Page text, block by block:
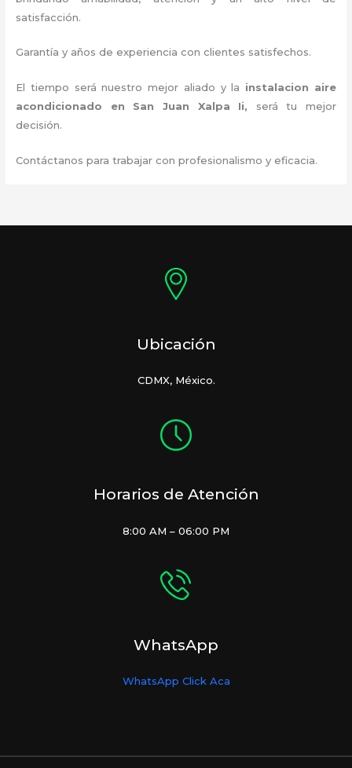
satisfacción.
Garantía y años de experiencia con clientes satisfechos.
El tiempo será nuestro mejor aliado y la instalacion aire
acondicionado en San Juan Xalpa Ii, será tu mejor
decisión.
Contáctanos para trabajar con profesionalismo y eficacia.
Ubicación
CDMX, México.
Horarios de Atención
8:00 AM – 06:00 PM
WhatsApp
WhatsApp Click Aca